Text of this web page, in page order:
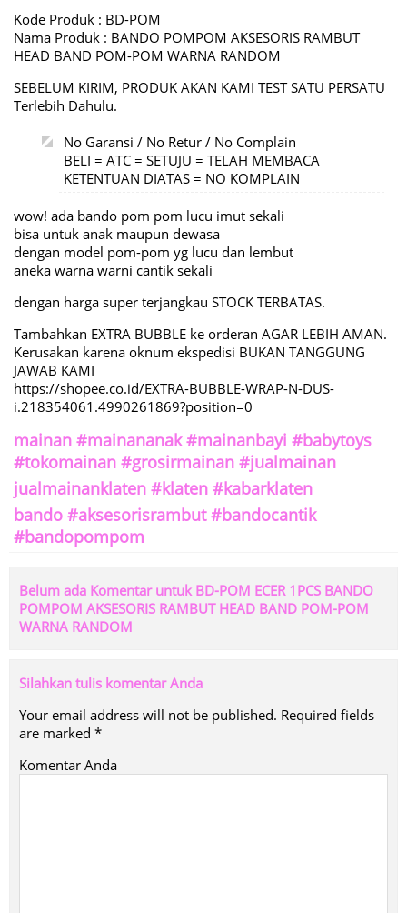
Kode Produk : BD-POM
Nama Produk : BANDO POMPOM AKSESORIS RAMBUT
HEAD BAND POM-POM WARNA RANDOM
SEBELUM KIRIM, PRODUK AKAN KAMI TEST SATU PERSATU
Terlebih Dahulu.
No Garansi / No Retur / No Complain
BELI = ATC = SETUJU = TELAH MEMBACA
KETENTUAN DIATAS = NO KOMPLAIN
wow! ada bando pom pom lucu imut sekali
bisa untuk anak maupun dewasa
dengan model pom-pom yg lucu dan lembut
aneka warna warni cantik sekali
dengan harga super terjangkau STOCK TERBATAS.
Tambahkan EXTRA BUBBLE ke orderan AGAR LEBIH AMAN.
Kerusakan karena oknum ekspedisi BUKAN TANGGUNG
JAWAB KAMI
https://shopee.co.id/EXTRA-BUBBLE-WRAP-N-DUS-
i.218354061.4990261869?position=0
mainan #mainananak #mainanbayi #babytoys
#tokomainan #grosirmainan #jualmainan
jualmainanklaten #klaten #kabarklaten
bando #aksesorisrambut #bandocantik
#bandopompom
Belum ada Komentar untuk BD-POM ECER 1PCS BANDO
POMPOM AKSESORIS RAMBUT HEAD BAND POM-POM
WARNA RANDOM
Silahkan tulis komentar Anda
Your email address will not be published. Required fields
are marked *
Komentar Anda